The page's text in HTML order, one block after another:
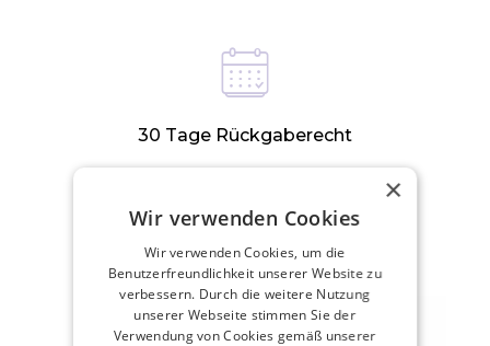
30 Tage Rückgaberecht
ZUGEHÖRIGE PRODUKTE
×
Wir verwenden Cookies
Wir verwenden Cookies, um die
Benutzerfreundlichkeit unserer Website zu
verbessern. Durch die weitere Nutzung
unserer Webseite stimmen Sie der
Verwendung von Cookies gemäß unserer